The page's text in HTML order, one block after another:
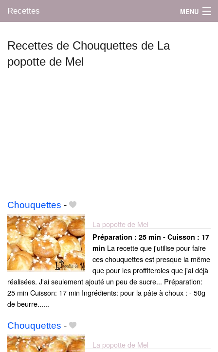
Recettes MENU
Mes blogs préférés
Recettes de Chouquettes de La
popotte de Mel
Chouquettes -
La popotte de Mel
Préparation : 25 min - Cuisson : 17
min La recette que j'utilise pour faire
ces chouquettes est presque la même
que pour les proffiteroles que j'ai déjà
réalisées. J'ai seulement ajouté un peu de sucre... Préparation:
25 min Cuisson: 17 min Ingrédients: pour la pâte à choux : - 50g
de beurre......
Chouquettes -
La popotte de Mel